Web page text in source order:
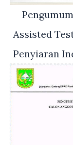
Assisted
Penyiaran